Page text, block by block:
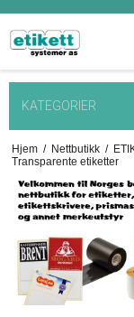
KATEGORIER
Hjem / Nettbutikk /
Transparente etiketter